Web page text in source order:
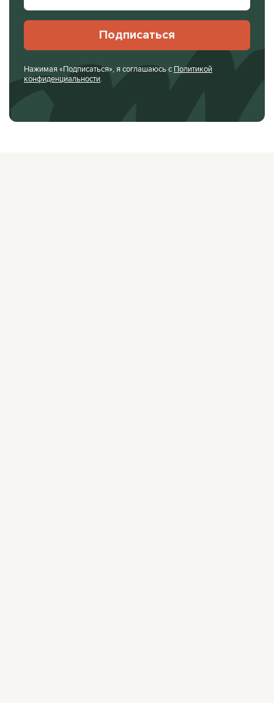
Подписаться
Нажимая «Подписаться», я соглашаюсь с Политикой
конфиденциальности.